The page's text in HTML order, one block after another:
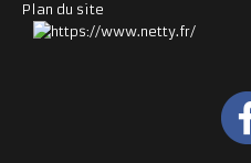
Plan du site